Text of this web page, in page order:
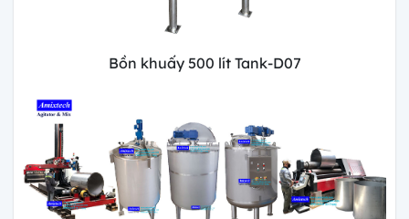
Bồn khuấy 500 lít Tank-D07